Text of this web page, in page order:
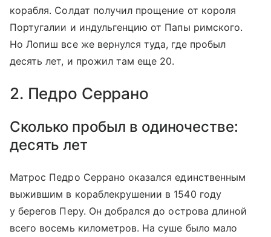
корабля. Солдат получил прощение от короля
Португалии и индульгенцию от Папы римского.
Но Лопиш все же вернулся туда, где пробыл
десять лет, и прожил там еще 20.
2. Педро Серрано
Сколько пробыл в одиночестве:
десять лет
Матрос Педро Серрано оказался единственным
выжившим в кораблекрушении в 1540 году
у берегов Перу. Он добрался до острова длиной
всего восемь километров. На суше было мало